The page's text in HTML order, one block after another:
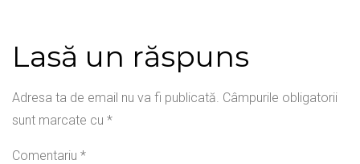
Lasă un răspuns
Adresa ta de email nu va fi publicată. Câmpurile obligatorii
sunt marcate cu *
Comentariu *